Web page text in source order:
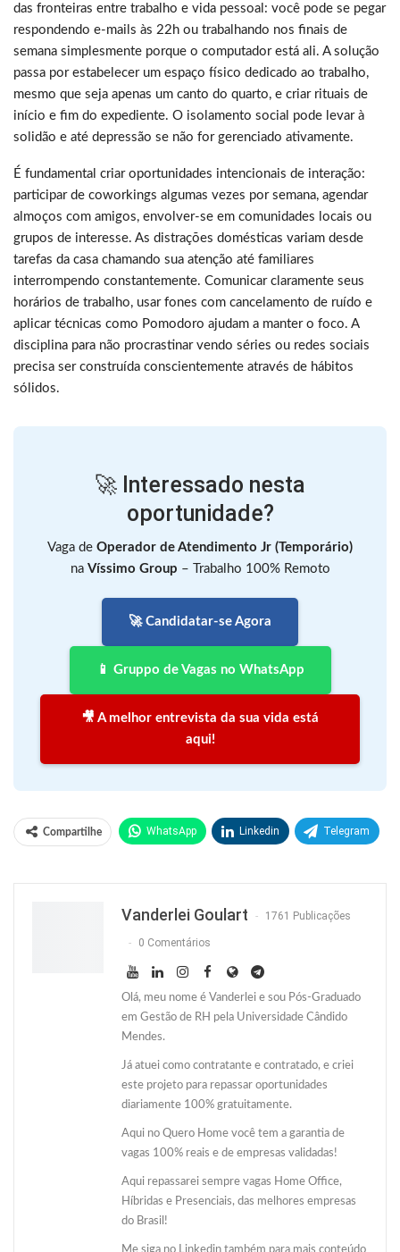
das fronteiras entre trabalho e vida pessoal: você pode se pegar
respondendo e-mails às 22h ou trabalhando nos finais de
semana simplesmente porque o computador está ali. A solução
passa por estabelecer um espaço físico dedicado ao trabalho,
mesmo que seja apenas um canto do quarto, e criar rituais de
início e fim do expediente. O isolamento social pode levar à
solidão e até depressão se não for gerenciado ativamente.
É fundamental criar oportunidades intencionais de interação:
participar de coworkings algumas vezes por semana, agendar
almoços com amigos, envolver-se em comunidades locais ou
grupos de interesse. As distrações domésticas variam desde
tarefas da casa chamando sua atenção até familiares
interrompendo constantemente. Comunicar claramente seus
horários de trabalho, usar fones com cancelamento de ruído e
aplicar técnicas como Pomodoro ajudam a manter o foco. A
disciplina para não procrastinar vendo séries ou redes sociais
precisa ser construída conscientemente através de hábitos
sólidos.
🚀 Interessado nesta
oportunidade?
Vaga de Operador de Atendimento Jr (Temporário)
na Víssimo Group – Trabalho 100% Remoto
🚀 Candidatar-se Agora
📱 Gruppo de Vagas no WhatsApp
🎥 A melhor entrevista da sua vida está
aqui!
Compartilhe WhatsApp Linkedin Telegram
Vanderlei Goulart 1761 Publicações
0 Comentários
Olá, meu nome é Vanderlei e sou Pós-Graduado
em Gestão de RH pela Universidade Cândido
Mendes.
Já atuei como contratante e contratado, e criei
este projeto para repassar oportunidades
diariamente 100% gratuitamente.
Aqui no Quero Home você tem a garantia de
vagas 100% reais e de empresas validadas!
Aqui repassarei sempre vagas Home Office,
Híbridas e Presenciais, das melhores empresas
do Brasil!